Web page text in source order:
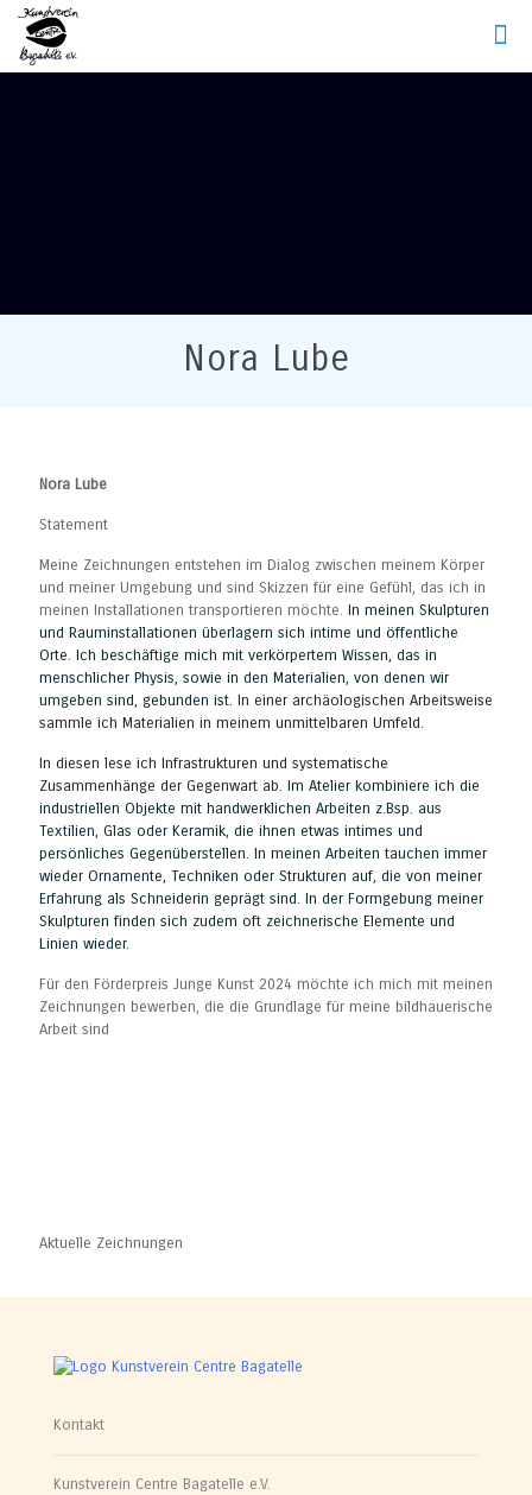
Nora Lube
Nora Lube
Statement
Meine Zeichnungen entstehen im Dialog zwischen meinem Körper
und meiner Umgebung und sind Skizzen für eine Gefühl, das ich in
meinen Installationen transportieren möchte. In meinen Skulpturen
und Rauminstallationen überlagern sich intime und öffentliche
Orte. Ich beschäftige mich mit verkörpertem Wissen, das in
menschlicher Physis, sowie in den Materialien, von denen wir
umgeben sind, gebunden ist. In einer archäologischen Arbeitsweise
sammle ich Materialien in meinem unmittelbaren Umfeld.
In diesen lese ich Infrastrukturen und systematische
Zusammenhänge der Gegenwart ab. Im Atelier kombiniere ich die
industriellen Objekte mit handwerklichen Arbeiten z.Bsp. aus
Textilien, Glas oder Keramik, die ihnen etwas intimes und
persönliches Gegenüberstellen. In meinen Arbeiten tauchen immer
wieder Ornamente, Techniken oder Strukturen auf, die von meiner
Erfahrung als Schneiderin geprägt sind. In der Formgebung meiner
Skulpturen finden sich zudem oft zeichnerische Elemente und
Linien wieder.
Für den Förderpreis Junge Kunst 2024 möchte ich mich mit meinen
Zeichnungen bewerben, die die Grundlage für meine bildhauerische
Arbeit sind
Aktuelle Zeichnungen
Kontakt
Kunstverein Centre Bagatelle e.V.